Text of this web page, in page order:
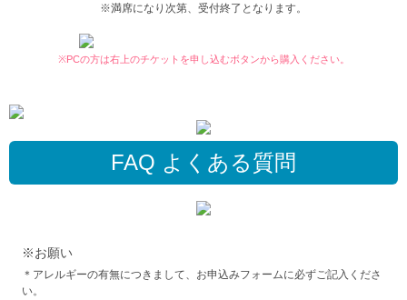
※満席になり次第、受付終了となります。
※PCの方は右上のチケットを申し込むボタンから購入ください。
FAQ よくある質問
※お願い
＊アレルギーの有無につきまして、お申込みフォームに必ずご記入くださ
い。